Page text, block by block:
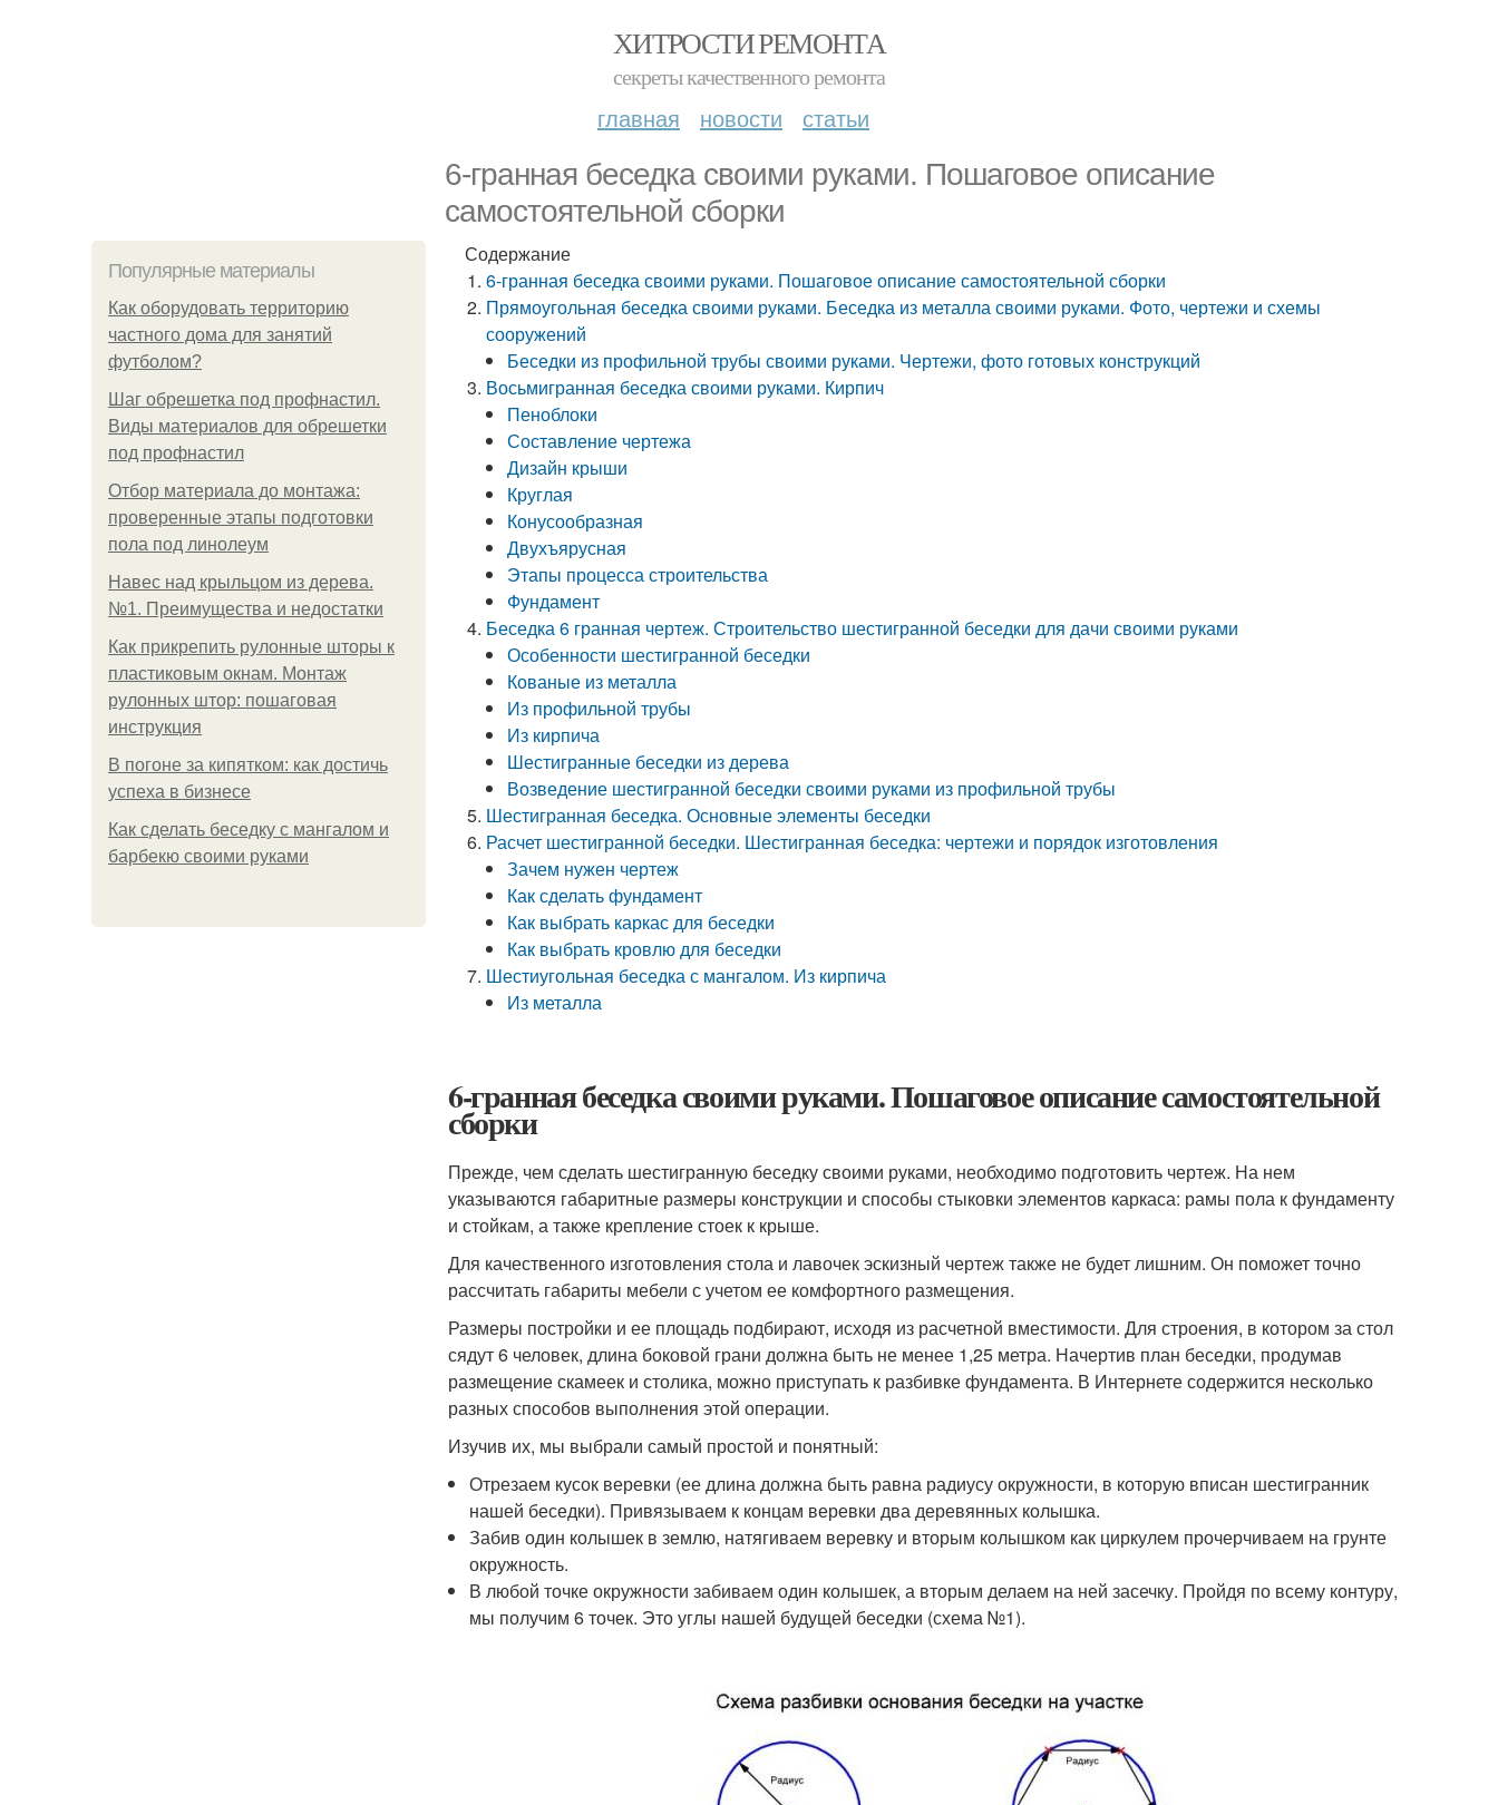
ХИТРОСТИ РЕМОНТА
секреты качественного ремонта
главная новости статьи
6-гранная беседка своими руками. Пошаговое описание
самостоятельной сборки
Популярные материалы
Как оборудовать территорию
частного дома для занятий
футболом?
Шаг обрешетка под профнастил.
Виды материалов для обрешетки
под профнастил
Отбор материала до монтажа:
проверенные этапы подготовки
пола под линолеум
Навес над крыльцом из дерева.
№1. Преимущества и недостатки
Как прикрепить рулонные шторы к
пластиковым окнам. Монтаж
рулонных штор: пошаговая
инструкция
В погоне за кипятком: как достичь
успеха в бизнесе
Как сделать беседку с мангалом и
барбекю своими руками
Содержание
6-гранная беседка своими руками. Пошаговое описание самостоятельной сборки
Прямоугольная беседка своими руками. Беседка из металла своими руками. Фото, чертежи и схемы
сооружений
Беседки из профильной трубы своими руками. Чертежи, фото готовых конструкций
Восьмигранная беседка своими руками. Кирпич
Пеноблоки
Составление чертежа
Дизайн крыши
Круглая
Конусообразная
Двухъярусная
Этапы процесса строительства
Фундамент
Беседка 6 гранная чертеж. Строительство шестигранной беседки для дачи своими руками
Особенности шестигранной беседки
Кованые из металла
Из профильной трубы
Из кирпича
Шестигранные беседки из дерева
Возведение шестигранной беседки своими руками из профильной трубы
Шестигранная беседка. Основные элементы беседки
Расчет шестигранной беседки. Шестигранная беседка: чертежи и порядок изготовления
Зачем нужен чертеж
Как сделать фундамент
Как выбрать каркас для беседки
Как выбрать кровлю для беседки
Шестиугольная беседка с мангалом. Из кирпича
Из металла
6-гранная беседка своими руками. Пошаговое описание самостоятельной
сборки
Прежде, чем сделать шестигранную беседку своими руками, необходимо подготовить чертеж. На нем
указываются габаритные размеры конструкции и способы стыковки элементов каркаса: рамы пола к фундаменту
и стойкам, а также крепление стоек к крыше.
Для качественного изготовления стола и лавочек эскизный чертеж также не будет лишним. Он поможет точно
рассчитать габариты мебели с учетом ее комфортного размещения.
Размеры постройки и ее площадь подбирают, исходя из расчетной вместимости. Для строения, в котором за стол
сядут 6 человек, длина боковой грани должна быть не менее 1,25 метра. Начертив план беседки, продумав
размещение скамеек и столика, можно приступать к разбивке фундамента. В Интернете содержится несколько
разных способов выполнения этой операции.
Изучив их, мы выбрали самый простой и понятный:
Отрезаем кусок веревки (ее длина должна быть равна радиусу окружности, в которую вписан шестигранник
нашей беседки). Привязываем к концам веревки два деревянных колышка.
Забив один колышек в землю, натягиваем веревку и вторым колышком как циркулем прочерчиваем на грунте
окружность.
В любой точке окружности забиваем один колышек, а вторым делаем на ней засечку. Пройдя по всему контуру,
мы получим 6 точек. Это углы нашей будущей беседки (схема №1).